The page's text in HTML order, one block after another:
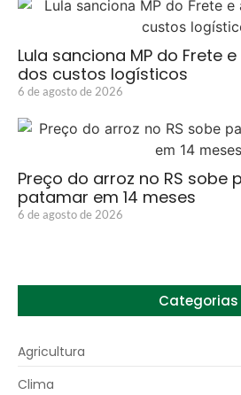
Lula sanciona MP do Frete
dos custos logísticos
6 de agosto de 2026
Preço do arroz no RS sobe
patamar em 14 meses
6 de agosto de 2026
Categorias
Agricultura
Clima